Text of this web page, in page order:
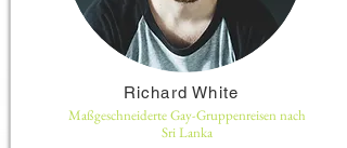
Richard White
Maßgeschneiderte Gay-Gruppenreisen nach
Sri Lanka